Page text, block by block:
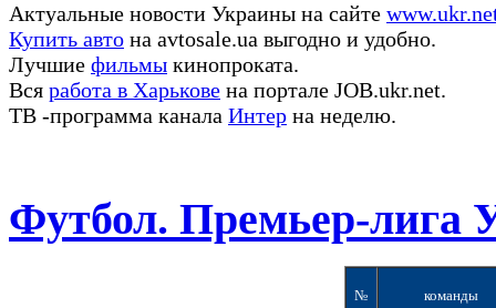
Актуальные новости Украины на сайте
Купить авто на avtosale.ua выгодно и удобно.
Лучшие фильмы кинопроката.
Вся работа в Харькове на портале JOB.ukr.net.
ТВ -программа канала Интер на неделю.
Футбол. Премьер-лига
№ команды